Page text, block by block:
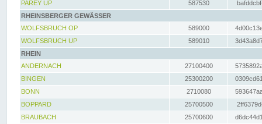
PAREY UP
587530
RHEINSBERGER GEWÄSSER
WOLFSBRUCH OP
589000
WOLFSBRUCH UP
589010
RHEIN
ANDERNACH
27100400
BINGEN
25300200
BONN
2710080
BOPPARD
25700500
BRAUBACH
25700600